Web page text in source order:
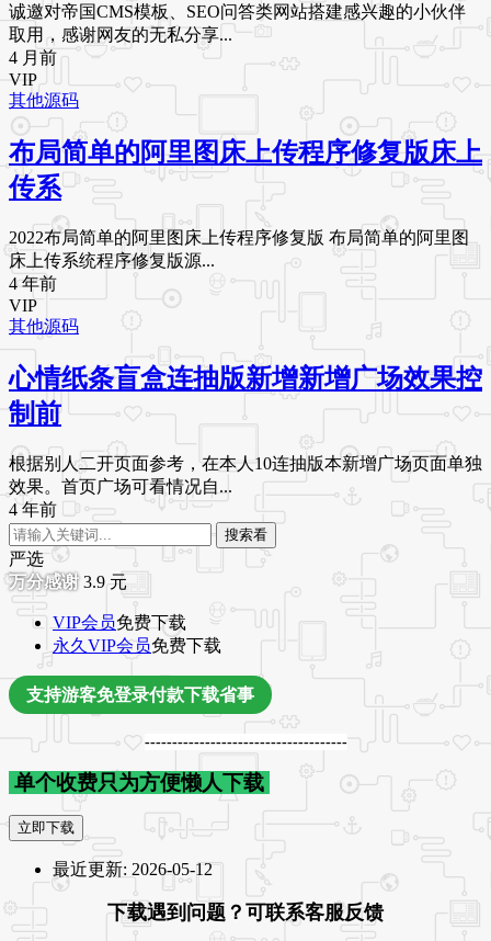
诚邀对帝国CMS模板、SEO问答类网站搭建感兴趣的小伙伴
取用，感谢网友的无私分享...
4 月前
VIP
其他源码
布局简单的阿里图床上传程序修复版床上
传系
2022布局简单的阿里图床上传程序修复版 布局简单的阿里图
床上传系统程序修复版源...
4 年前
VIP
其他源码
心情纸条盲盒连抽版新增新增广场效果控
制前
根据别人二开页面参考，在本人10连抽版本新增广场页面单独
效果。首页广场可看情况自...
4 年前
搜索看
严选
3.9元
VIP会员免费下载
永久VIP会员免费下载
支持游客免登录付款下载省事
-------------------------------------
单个收费只为方便懒人下载
立即下载
最近更新: 2026-05-12
下载遇到问题？可联系客服反馈